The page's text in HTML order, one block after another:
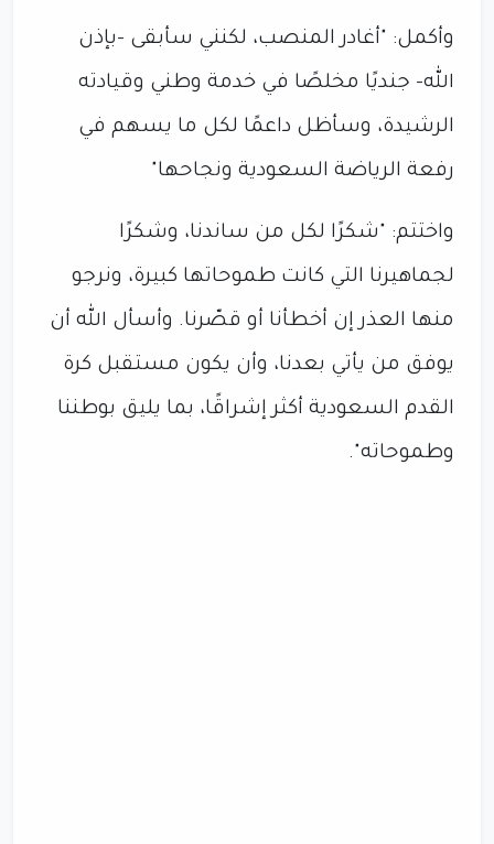
وأكمل: "أغادر المنصب، لكنني سأبقى -بإذن
الله- جنديًا مخلصًا في خدمة وطني وقيادته
الرشيدة، وسأظل داعمًا لكل ما يسهم في
رفعة الرياضة السعودية ونجاحها"
‏واختتم: "شكرًا لكل من ساندنا، وشكرًا
لجماهيرنا التي كانت طموحاتها كبيرة، ونرجو
منها العذر إن أخطأنا أو قصّرنا. وأسأل الله أن
يوفق من يأتي بعدنا، وأن يكون مستقبل كرة
القدم السعودية أكثر إشراقًا، بما يليق بوطننا
وطموحاته".